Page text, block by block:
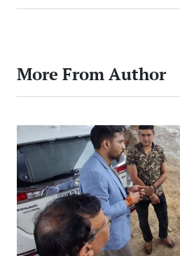
More From Author